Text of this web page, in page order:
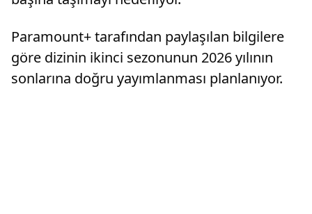
Paramount+ tarafından paylaşılan bilgilere
göre dizinin ikinci sezonunun 2026 yılının
sonlarına doğru yayımlanması planlanıyor.